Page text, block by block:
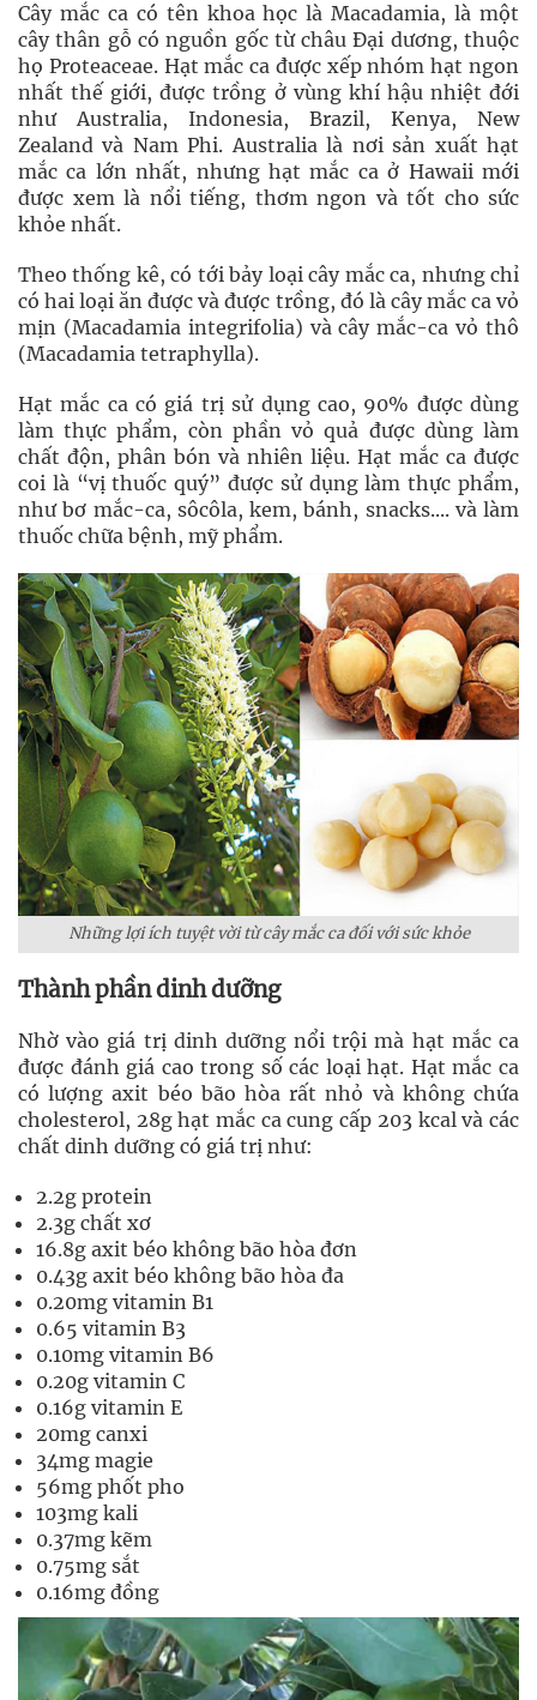
Cây mắc ca có tên khoa học là Macadamia, là một
cây thân gỗ có nguồn gốc từ châu Đại dương, thuộc
họ Proteaceae. Hạt mắc ca được xếp nhóm hạt ngon
nhất thế giới, được trồng ở vùng khí hậu nhiệt đới
như Australia, Indonesia, Brazil, Kenya, New
Zealand và Nam Phi. Australia là nơi sản xuất hạt
mắc ca lớn nhất, nhưng hạt mắc ca ở Hawaii mới
được xem là nổi tiếng, thơm ngon và tốt cho sức
khỏe nhất.
Theo thống kê, có tới bảy loại cây mắc ca, nhưng chỉ
có hai loại ăn được và được trồng, đó là cây mắc ca vỏ
mịn (Macadamia integrifolia) và cây mắc-ca vỏ thô
(Macadamia tetraphylla).
Hạt mắc ca có giá trị sử dụng cao, 90% được dùng
làm thực phẩm, còn phần vỏ quả được dùng làm
chất độn, phân bón và nhiên liệu. Hạt mắc ca được
coi là “vị thuốc quý” được sử dụng làm thực phẩm,
như bơ mắc-ca, sôcôla, kem, bánh, snacks.... và làm
thuốc chữa bệnh, mỹ phẩm.
Những lợi ích tuyệt vời từ cây mắc ca đối với sức khỏe
Thành phần dinh dưỡng
Nhờ vào giá trị dinh dưỡng nổi trội mà hạt mắc ca
được đánh giá cao trong số các loại hạt. Hạt mắc ca
có lượng axit béo bão hòa rất nhỏ và không chứa
cholesterol, 28g hạt mắc ca cung cấp 203 kcal và các
chất dinh dưỡng có giá trị như:
2.2g protein
2.3g chất xơ
16.8g axit béo không bão hòa đơn
0.43g axit béo không bão hòa đa
0.20mg vitamin B1
0.65 vitamin B3
0.10mg vitamin B6
0.20g vitamin C
0.16g vitamin E
20mg canxi
34mg magie
56mg phốt pho
103mg kali
0.37mg kẽm
0.75mg sắt
0.16mg đồng